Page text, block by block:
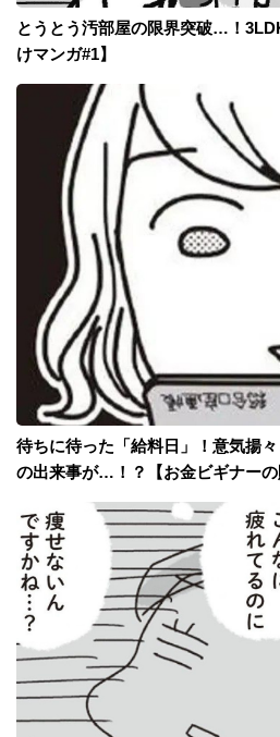
とうとう汚部屋の限界突破…！
けマンガ#1】
待ちに待った「給料日」！意気揚
の出来事が…！？【お金ビギナーの